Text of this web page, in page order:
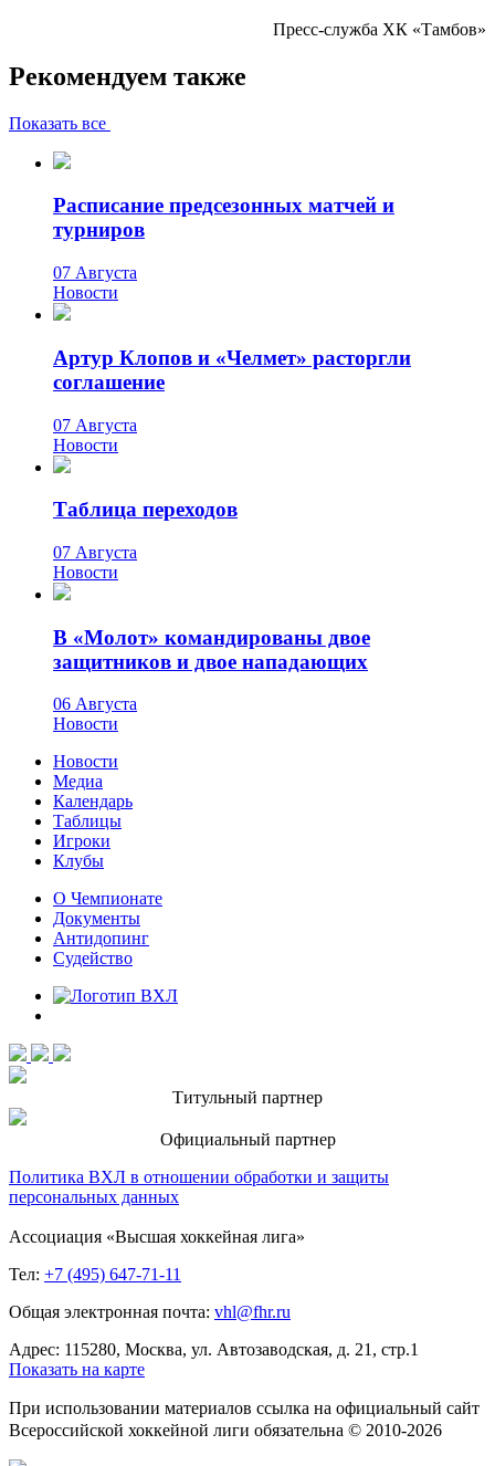
Пресс-служба ХК «Тамбов»
Рекомендуем также
Показать все
Расписание предсезонных матчей и
турниров
07 Августа
Новости
Артур Клопов и «Челмет» расторгли
соглашение
07 Августа
Новости
Таблица переходов
07 Августа
Новости
В «Молот» командированы двое
защитников и двое нападающих
06 Августа
Новости
Новости
Медиа
Календарь
Таблицы
Игроки
Клубы
О Чемпионате
Документы
Антидопинг
Судейство
Титульный партнер
Официальный партнер
Политика ВХЛ в отношении обработки и защиты
персональных данных
Ассоциация «Высшая хоккейная лига»
Тел: +7 (495) 647-71-11
Общая электронная почта: vhl@fhr.ru
Адрес: 115280, Москва, ул. Автозаводская, д. 21, стр.1
Показать на карте
При использовании материалов ссылка на официальный сайт
Всероссийской хоккейной лиги обязательна © 2010-2026